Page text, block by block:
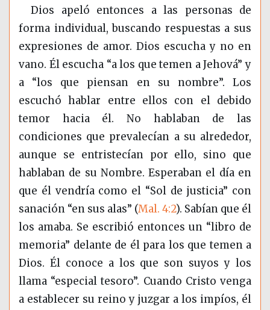
Dios apeló entonces a las personas de
forma individual, buscando respuestas a sus
expresiones de amor. Dios escucha y no en
vano. Él escucha “a los que temen a Jehová” y
a “los que piensan en su nombre”. Los
escuchó hablar entre ellos con el debido
temor hacia él. No hablaban de las
condiciones que prevalecían a su alrededor,
aunque se entristecían por ello, sino que
hablaban de su Nombre. Esperaban el día en
que él vendría como el “Sol de justicia” con
sanación “en sus alas” (Mal. 4:2). Sabían que él
los amaba. Se escribió entonces un “libro de
memoria” delante de él para los que temen a
Dios. Él conoce a los que son suyos y los
llama “especial tesoro”. Cuando Cristo venga
a establecer su reino y juzgar a los impíos, él